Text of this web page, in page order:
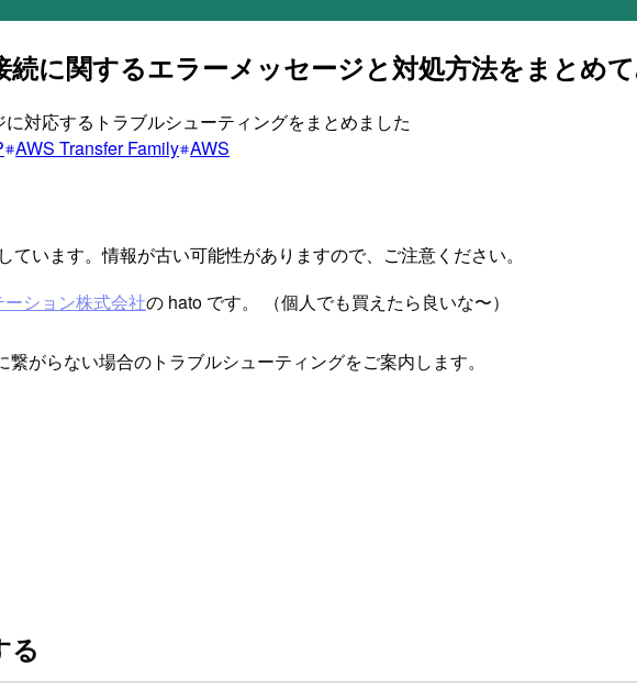
に関するエラーメッセージと対処方法をまとめ
対応するトラブルシューティングをまとめました
AWS Transfer Family AWS
います。情報が古い可能性がありますので、ご注意ください。
ーション株式会社の hato です。 （個人でも買えたら良いな〜）
がらない場合のトラブルシューティングをご案内します。
る